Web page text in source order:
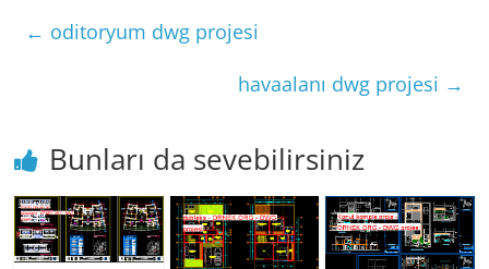
← oditoryum dwg projesi
havaalanı dwg projesi →
Bunları da sevebilirsiniz